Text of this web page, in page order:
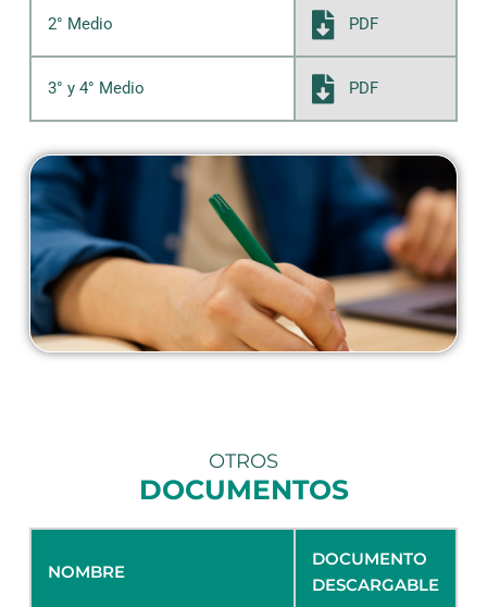
2° Medio PDF
3° y 4° Medio PDF
OTROS
DOCUMENTOS
NOMBRE
DOCUMENTO
DESCARGABLE